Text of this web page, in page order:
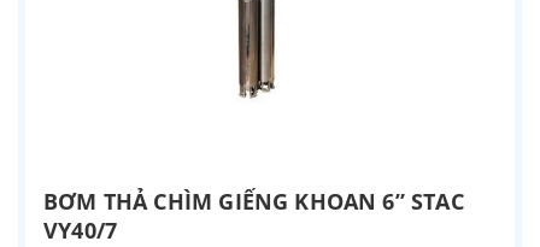
BƠM THẢ CHÌM GIẾNG KHOAN 6” STAC
VY40/7